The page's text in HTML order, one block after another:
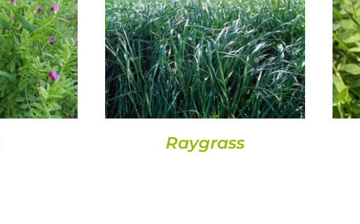
DETALLS
Raygrass